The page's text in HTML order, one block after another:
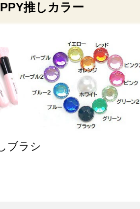
推しカラー
ブラシ